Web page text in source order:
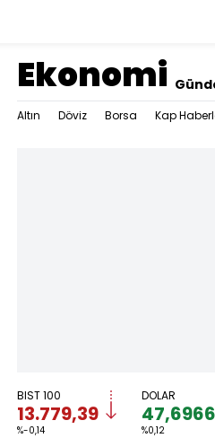
Ekonomi
Altın Döviz Borsa Kap
BIST 100
13.779,39
%-0,14
DOLAR
47,6966
%0,12